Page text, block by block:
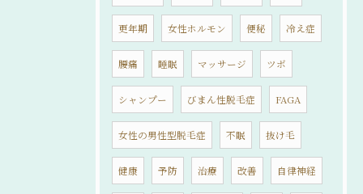
更年期 女性ホルモン 便秘 冷え症
腰痛 睡眠 マッサージ ツボ
シャンプー びまん性脱毛症 FAGA
女性の男性型脱毛症 不眠 抜け毛
健康 予防 治療 改善 自律神経